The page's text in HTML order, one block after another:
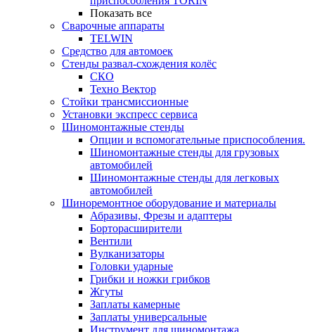
Показать все
Сварочные аппараты
TELWIN
Средство для автомоек
Стенды развал-схождения колёс
СКО
Техно Вектор
Стойки трансмиссионные
Установки экспресс сервиса
Шиномонтажные стенды
Опции и вспомогательные приспособления.
Шиномонтажные стенды для грузовых
автомобилей
Шиномонтажные стенды для легковых
автомобилей
Шиноремонтное оборудование и материалы
Абразивы, Фрезы и адаптеры
Борторасширители
Вентили
Вулканизаторы
Головки ударные
Грибки и ножки грибков
Жгуты
Заплаты камерные
Заплаты универсальные